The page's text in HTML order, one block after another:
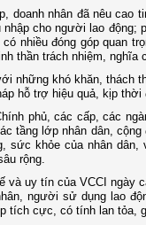
doanh nhân đã nêu
cho người lao
nhiều đóng góp quan
thần trách nhiệm,
những khó khăn, thách
hỗ trợ hiệu quả, kịp thời
phủ, các cấp, các
tầng lớp nhân dân, cộng
sức khỏe của nhân
rộng.
và uy tín của VCCI
người sử dụng lao
tích cực, có tính lan tỏa,